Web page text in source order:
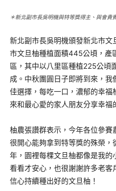
＊新北副市長吳明機與特等獎得主、與會貴
新北副市長吳明機頒發新北市
市文旦柚種植面積445公頃，產
區，其中以八里區種植225公頃
成。中秋團圓日子即將到來，
佳選擇，每吃一口，濃郁的幸
來和最心愛的家人朋友分享幸福
柚農張讚群表示，今年各位參
很開心能夠拿到特等獎的殊榮，
年，園裡每棵文旦柚都像是我
看看才安心，也很謝謝許多老
信心持續種出好的文旦柚！